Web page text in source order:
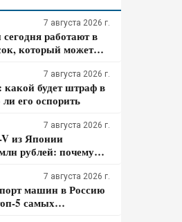
7 августа 2026 г.
работают в
который может
7 августа 2026 г.
будет штраф в
его оспорить
7 августа 2026 г.
из Японии
рублей: почему
платежи и ЭПТС
7 августа 2026 г.
машин в Россию
5 самых